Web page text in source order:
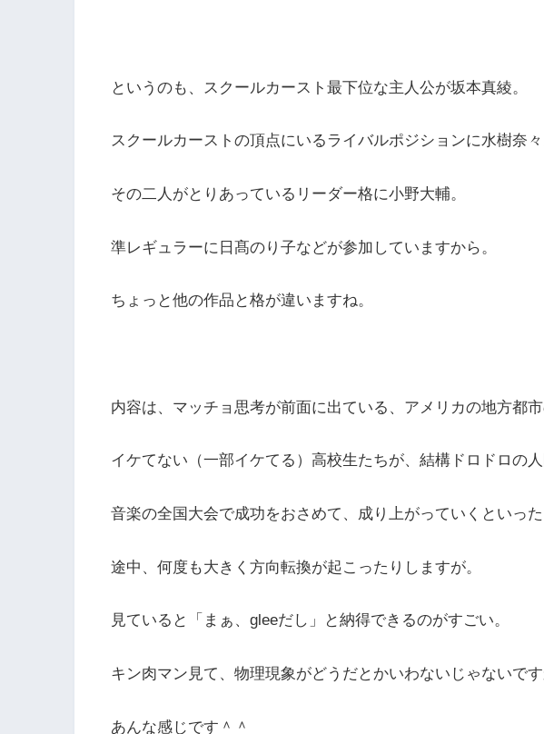
というのも、スクールカースト最下位な主人公が坂本真綾。
スクールカーストの頂点にいるライバルポジションに水樹奈々
その二人がとりあっているリーダー格に小野大輔。
準レギュラーに日髙のり子などが参加していますから。
ちょっと他の作品と格が違いますね。
内容は、マッチョ思考が前面に出ている、アメリカの地方都市
イケてない（一部イケてる）高校生たちが、結構ドロドロの人
音楽の全国大会で成功をおさめて、成り上がっていくといった
途中、何度も大きく方向転換が起こったりしますが。
見ていると「まぁ、gleeだし」と納得できるのがすごい。
キン肉マン見て、物理現象がどうだとかいわないじゃないです
あんな感じです＾＾